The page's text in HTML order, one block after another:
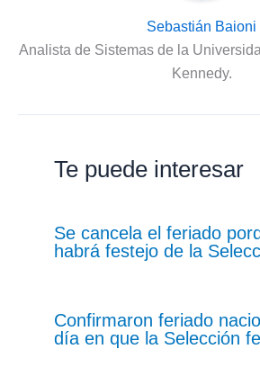
Sebastián Baioni
Analista de Sistemas de la
Kennedy.
Te puede interesar
Se cancela el feriado
habrá festejo de la
Confirmaron feriado
día en que la Selección